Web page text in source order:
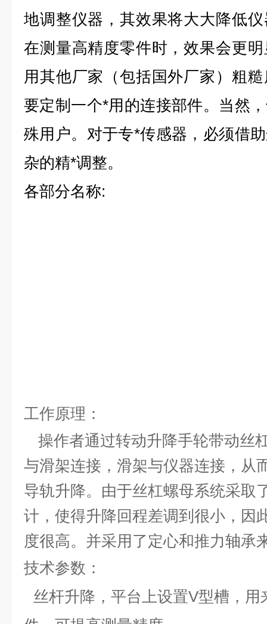
地调整仪器，其效果将大大降低
在测量高精度零件时，效果会更
用其他厂家（包括国外厂家）粗
要定制一个*用的连接部件。当然
殊用户。对于专*传感器，必须借
杂的精*调整。
各部分名称:
工作原理：
操作者通过转动升降手轮带动丝
与滑架连接，滑架与仪器连接，从
导轨升降。由于丝杠螺母系统采取
计，使得升降回程差调到很小，因
度很高。并采用了定心和推力轴承
技术参数：
丝杆升降，平台上设置V型槽，用